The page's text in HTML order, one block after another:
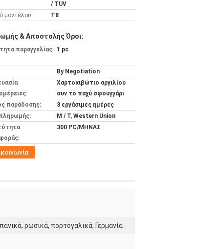
/ TUV
μοντέλου:
Τ8
& Αποστολής Όροι:
παραγγελίας
1 pc
By Negotiation
Χαρτοκιβώτιο αργιλίου
συν το παχύ σφουγγάρι
παράδοσης:
3 εργάσιμες ημέρες
Μ / Τ, Western Union
300 PC/ΜΉΝΑΣ
ρωσικά, πορτογαλικά, Γερμανία